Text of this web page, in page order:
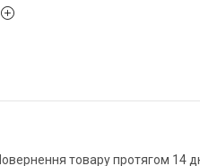
повернення товару протягом 14